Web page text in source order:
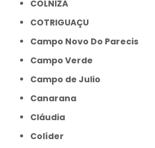
COLNIZA
COTRIGUAÇU
Campo Novo Do Parecis
Campo Verde
Campo de Julio
Canarana
Cláudia
Colíder